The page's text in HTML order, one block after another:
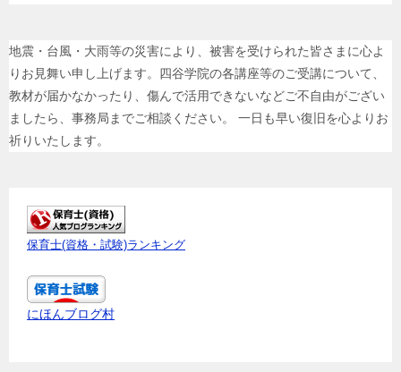
地震・台風・大雨等の災害により、被害を受けられた皆さまに心よ
りお見舞い申し上げます。四谷学院の各講座等のご受講について、
教材が届かなかったり、傷んで活用できないなどご不自由がござい
ましたら、事務局までご相談ください。 一日も早い復旧を心よりお
祈りいたします。
保育士(資格・試験)ランキング
にほんブログ村